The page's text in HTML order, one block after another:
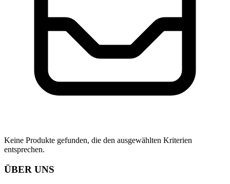
Keine Produkte gefunden, die den ausgewählten Kriterien
entsprechen.
ÜBER UNS